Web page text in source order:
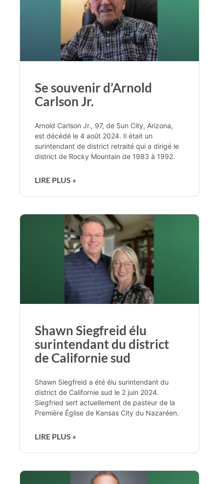
Se souvenir d’Arnold
Carlson Jr.
Arnold Carlson Jr., 97, de Sun City, Arizona,
est décédé le 4 août 2024. Il était un
surintendant de district retraité qui a dirigé le
district de Rocky Mountain de 1983 à 1992.
LIRE PLUS »
Shawn Siegfreid élu
surintendant du district
de Californie sud
Shawn Siegfreid a été élu surintendant du
district de Californie sud le 2 juin 2024.
Siegfried sert actuellement de pasteur de la
Première Église de Kansas City du Nazaréen.
LIRE PLUS »